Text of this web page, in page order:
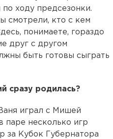
по ходу предсезонки.
смотрели, кто с кем
понимаете, гораздо
друг с другом
быть готовы сыграть
сразу родилась?
играл с Мишей
паре несколько игр
за Кубок Губернатора